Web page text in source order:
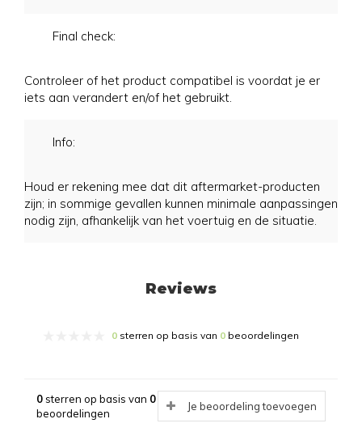
Final check:
Controleer of het product compatibel is voordat je er
iets aan verandert en/of het gebruikt.
Info:
Houd er rekening mee dat dit aftermarket-producten
zijn; in sommige gevallen kunnen minimale aanpassingen
nodig zijn, afhankelijk van het voertuig en de situatie.
Reviews
0 sterren op basis van 0 beoordelingen
0sterren op basis van 0
beoordelingen
Je beoordeling toevoegen